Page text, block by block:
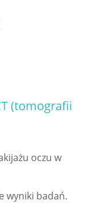
(tomografii
oczu w
wyniki badań.